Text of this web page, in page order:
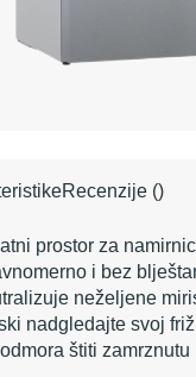
Recenzije ()
prostor za
i bez
neželjene
nadgledajte svoj
štiti